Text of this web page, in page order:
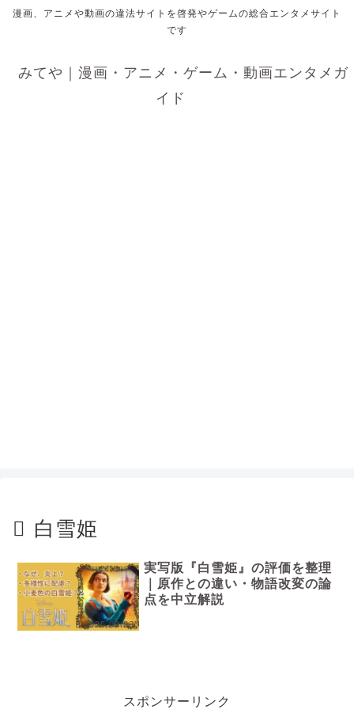
漫画、アニメや動画の違法サイトを啓発やゲームの総合エンタメサイト
です
みてや｜漫画・アニメ・ゲーム・動画エンタメガ
イド
白雪姫
2025.03.23
実写版『白雪姫』の評価を整理
｜原作との違い・物語改変の論
点を中立解説
スポンサーリンク